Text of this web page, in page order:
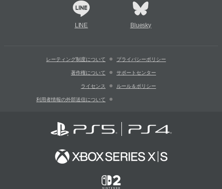
LINE Bluesky
レーティング制度について プライバシーポリシー
著作権について サポートセンター
ライセンス ルール＆ポリシー
利用者情報の外部送信について